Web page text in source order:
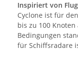
Inspiriert von
Cyclone ist für
bis zu 100
Bedingungen
für Schiffsradare